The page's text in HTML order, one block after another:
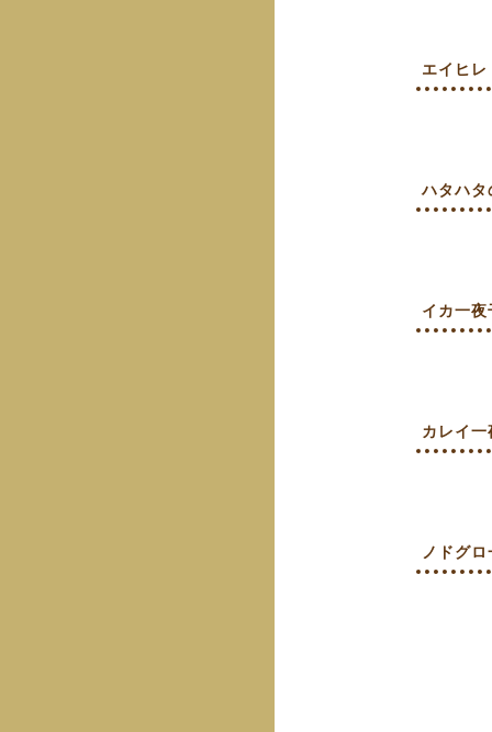
エイヒレ
ハタハタ
イカ一夜
カレイ一
ノドグ